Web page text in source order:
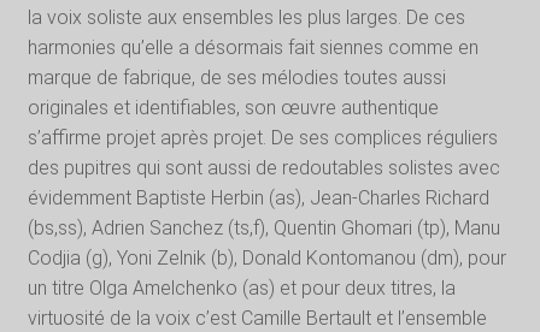
la voix soliste aux ensembles les plus larges. De ces
harmonies qu’elle a désormais fait siennes comme en
marque de fabrique, de ses mélodies toutes aussi
originales et identifiables, son œuvre authentique
s’affirme projet après projet. De ses complices réguliers
des pupitres qui sont aussi de redoutables solistes avec
évidemment Baptiste Herbin (as), Jean-Charles Richard
(bs,ss), Adrien Sanchez (ts,f), Quentin Ghomari (tp), Manu
Codjia (g), Yoni Zelnik (b), Donald Kontomanou (dm), pour
un titre Olga Amelchenko (as) et pour deux titres, la
virtuosité de la voix c’est Camille Bertault et l’ensemble